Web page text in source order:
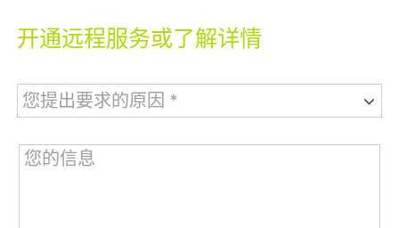
开通远程服务或了解详情
您提出要求的原因 *